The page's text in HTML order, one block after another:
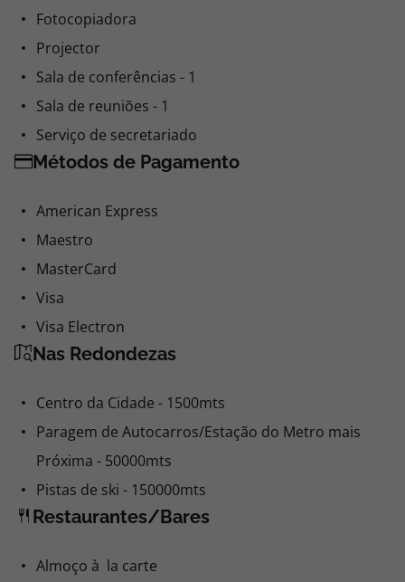
Fotocopiadora
Projector
Sala de conferências - 1
Sala de reuniões - 1
Serviço de secretariado
Métodos de Pagamento
American Express
Maestro
MasterCard
Visa
Visa Electron
Nas Redondezas
Centro da Cidade - 1500mts
Paragem de Autocarros/Estação do Metro mais
Próxima - 50000mts
Pistas de ski - 150000mts
Restaurantes/Bares
Almoço à la carte